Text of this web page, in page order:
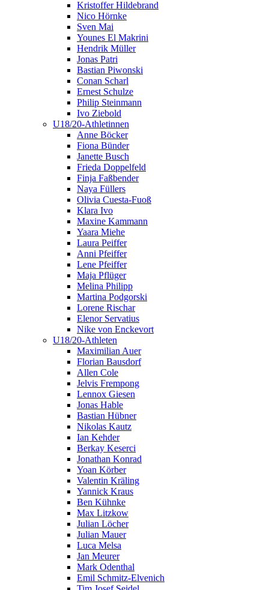
Kristoffer Hildebrand
Nico Hörnke
Sven Mai
Younes El Makrini
Hendrik Müller
Jonas Patri
Bastian Piwonski
Conan Scharl
Ernest Schulze
Philip Steinmann
Ivo Ziebold
U18/20-Athletinnen
Anne Böcker
Fiona Bünder
Janette Busch
Frieda Doppelfeld
Finja Faßbender
Naya Füllers
Olivia Cuesta-Fuoß
Klara Ivo
Maxine Kammann
Yaara Miehe
Laura Peiffer
Anni Pfeiffer
Lene Pfeiffer
Maja Pflüger
Melina Philipp
Martina Podgorski
Lorene Rischar
Elenor Servatius
Nike von Enckevort
U18/20-Athleten
Maximilian Auer
Florian Bausdorf
Allen Cole
Jelvis Frempong
Lennox Giesen
Jonas Hable
Bastian Hübner
Nikolas Kautz
Ian Kehder
Berkay Keserci
Jonathan Konrad
Yoan Körber
Valentin Kräling
Yannick Kraus
Ben Kühnke
Max Litzkow
Julian Löcher
Julian Mauer
Luca Melsa
Jan Meurer
Mark Odenthal
Emil Schmitz-Elvenich